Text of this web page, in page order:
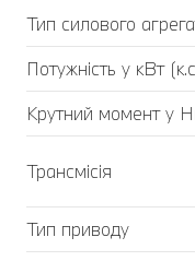
Тип силового
Потужність у кВт
Крутний момент у
Трансмісія
Тип приводу